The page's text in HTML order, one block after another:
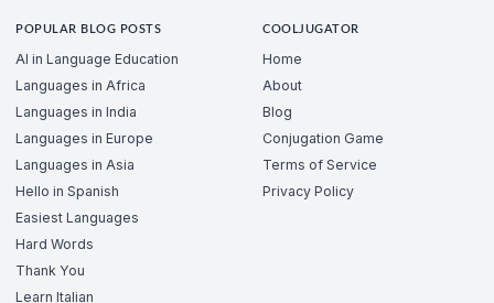
POPULAR BLOG POSTS
AI in Language Education
Languages in Africa
Languages in India
Languages in Europe
Languages in Asia
Hello in Spanish
Easiest Languages
Hard Words
Thank You
Learn Italian
COOLJUGATOR
Home
About
Blog
Conjugation Game
Terms of Service
Privacy Policy